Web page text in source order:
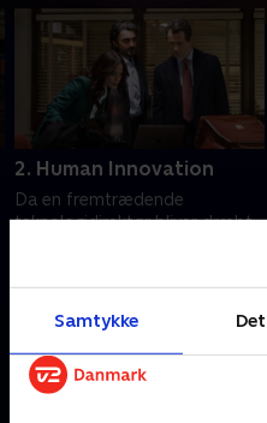
Samtykke
2. Human Innovation
Da en fremtrædende
teknologidirektør bliver dræbt,
hævnkomplot.
Andre så også